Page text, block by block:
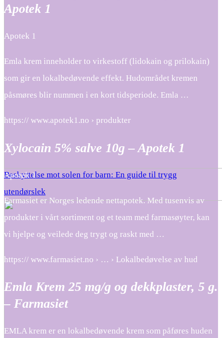
Beskyttelse mot solen for barn: En guide til trygg
utendørslek
Apotek 1
Apotek 1
Emla krem inneholder to virkestoff (lidokain og prilokain)
som gir en lokalbedøvende effekt. Hudområdet kremen
påsmøres blir nummen i en kort tidsperiode. Emla …
https:// www.apotek1.no › produkter
Xylocain 5% salve 10g – Apotek 1
Apotek 1
Farmasiet er Norges ledende nettapotek. Med tusenvis av
produkter i vårt sortiment og et team med farmasøyter, kan
vi hjelpe og veilede deg trygt og raskt med …
https:// www.farmasiet.no › … › Lokalbedøvelse av hud
Emla Krem 25 mg/g og dekkplaster, 5 g.
– Farmasiet
EMLA krem er en lokalbedøvende krem som påføres huden